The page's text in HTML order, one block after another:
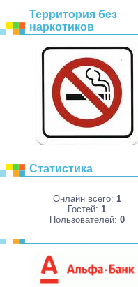
Территория без
наркотиков
Статистика
Онлайн всего: 1
Гостей:1
Пользователей: 0